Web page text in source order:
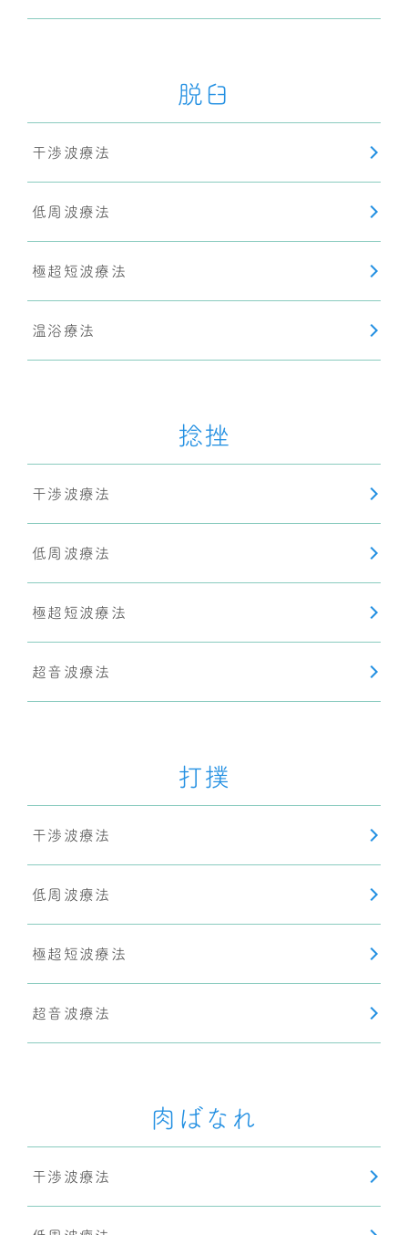
脱臼
干渉波療法
低周波療法
極超短波療法
温浴療法
捻挫
干渉波療法
低周波療法
極超短波療法
超音波療法
打撲
干渉波療法
低周波療法
極超短波療法
超音波療法
肉ばなれ
干渉波療法